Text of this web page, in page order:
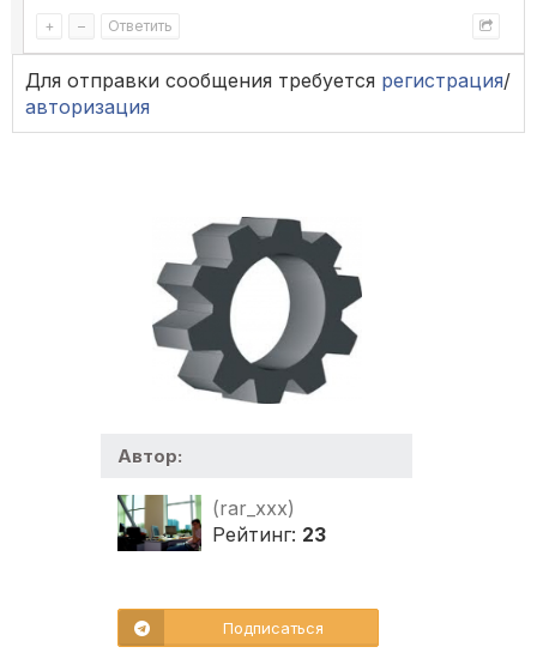
+ – Ответить
Для отправки сообщения требуется регистрация/
авторизация
Автор:
(rar_xxx)
Рейтинг: 23
Подписаться